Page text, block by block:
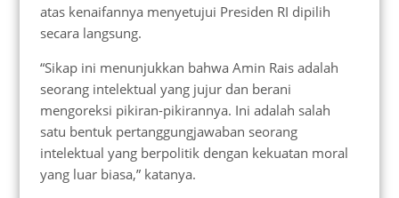
atas kenaifannya menyetujui Presiden RI dipilih
secara langsung.
“Sikap ini menunjukkan bahwa Amin Rais adalah
seorang intelektual yang jujur dan berani
mengoreksi pikiran-pikirannya. Ini adalah salah
satu bentuk pertanggungjawaban seorang
intelektual yang berpolitik dengan kekuatan moral
yang luar biasa,” katanya.